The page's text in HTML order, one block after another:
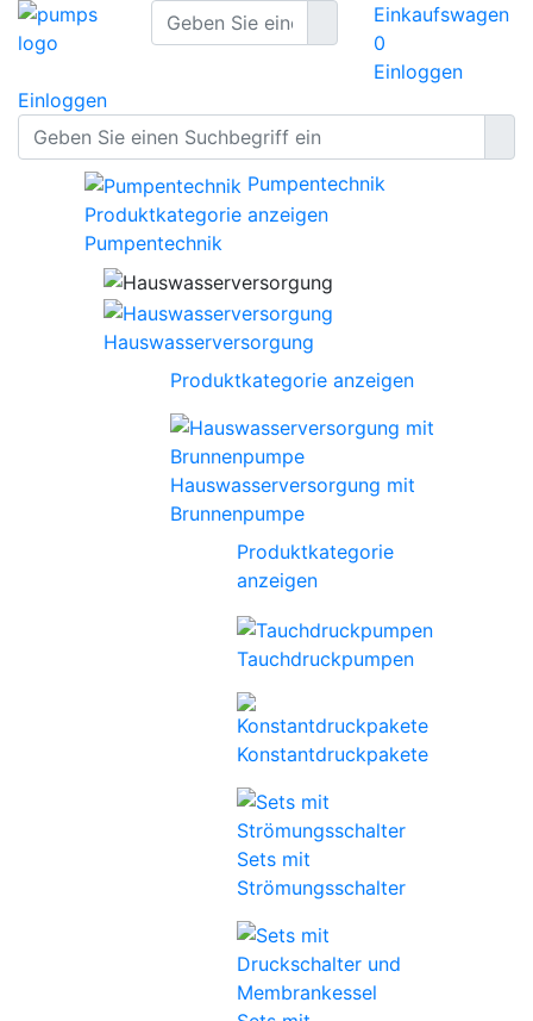
Einkaufswagen
0
Einloggen
Einloggen
Pumpentechnik
Produktkategorie anzeigen
Pumpentechnik
Hauswasserversorgung
Produktkategorie anzeigen
Hauswasserversorgung mit
Brunnenpumpe
Produktkategorie
anzeigen
Tauchdruckpumpen
Konstantdruckpakete
Sets mit
Strömungsschalter